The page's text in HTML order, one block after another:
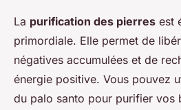
La purification des pierres est
primordiale. Elle permet de
négatives accumulées et de
énergie positive. Vous pouvez
du palo santo pour purifier